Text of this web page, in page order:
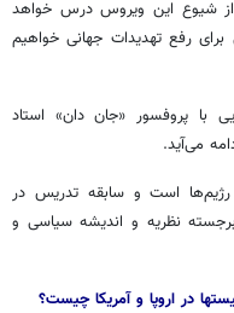
از شیوع این ویروس درس خواهد
رفع تهدیدات جهانی خواهیم
با پروفسور «جان دان» استاد
می‌آید.
است و سابقه تدریس در
برجسته نظریه و اندیشه سیاسی و
در اروپا و آمریکا چیست؟